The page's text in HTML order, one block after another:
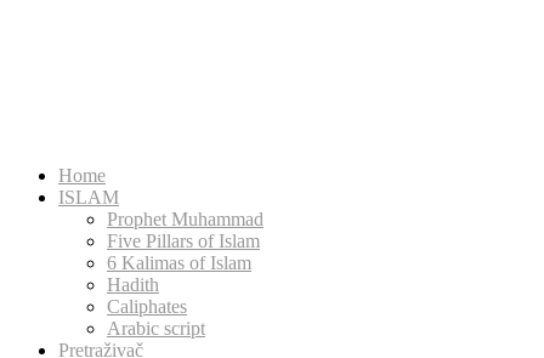
Home
ISLAM
Prophet Muhammad
Five Pillars of Islam
6 Kalimas of Islam
Hadith
Caliphates
Arabic script
Pretraživač